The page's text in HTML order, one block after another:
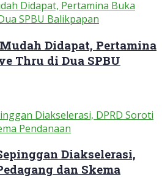
Didapat, Pertamina
Thru di Dua SPBU
Diakselerasi,
dan Skema